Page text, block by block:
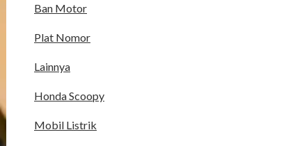
Ban Motor
Plat Nomor
Lainnya
Honda Scoopy
Mobil Listrik